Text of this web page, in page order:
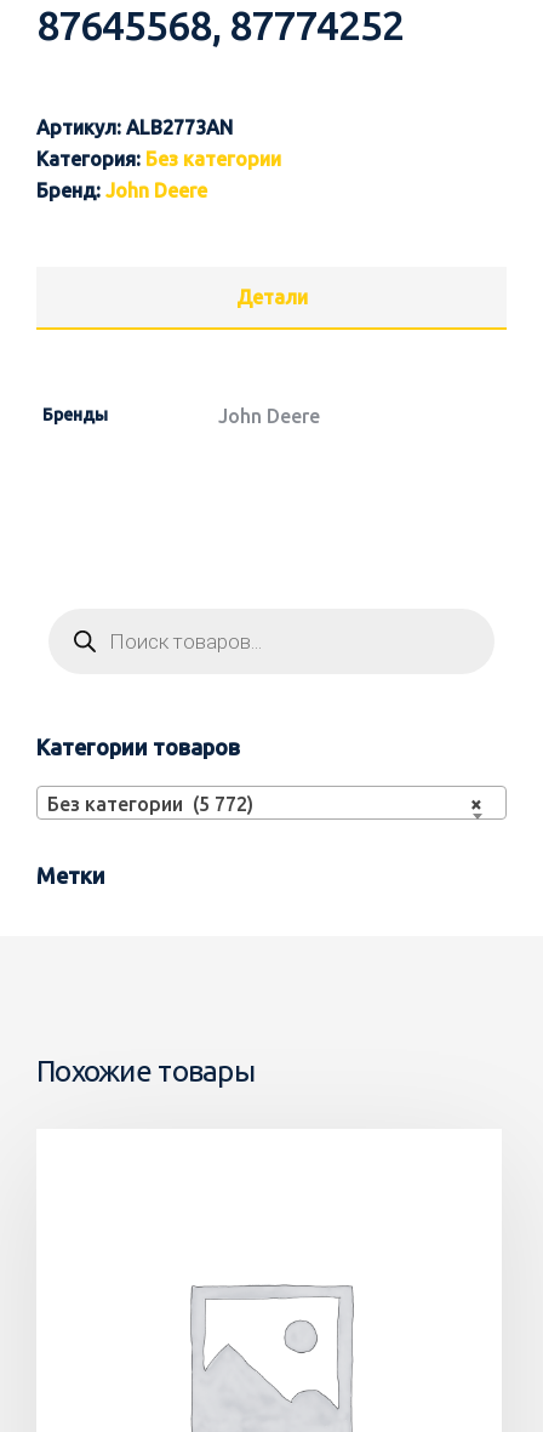
87645568, 87774252
Артикул: ALB2773AN
Категория: Без категории
Бренд: John Deere
Детали
Бренды John Deere
Категории товаров
×
Без категории (5 772)
Метки
Похожие товары